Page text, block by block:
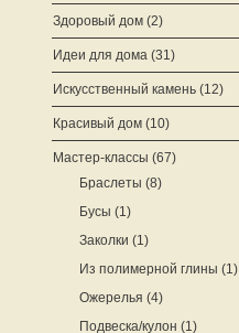
Здоровый дом (2)
Идеи для дома (31)
Искусственный камень (12)
Красивый дом (10)
Мастер-классы (67)
Браслеты (8)
Бусы (1)
Заколки (1)
Из полимерной глины (1)
Ожерелья (4)
Подвеска/кулон (1)